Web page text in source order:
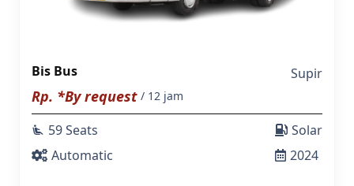
Bis Bus Supir
Rp. *By request / 12 jam
airline_seat_recline_extra 59 Seats
Automatic
Solar
2024